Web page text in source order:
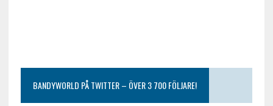
BANDYWORLD PÅ TWITTER – ÖVER 3 700 FÖLJARE!